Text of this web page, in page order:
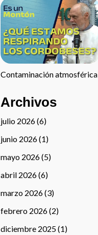
Contaminación atmosférica
Archivos
julio 2026(6)
junio 2026(1)
mayo 2026(5)
abril 2026(6)
marzo 2026(3)
febrero 2026(2)
diciembre 2025(1)